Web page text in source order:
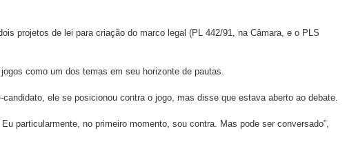
projetos de lei para criação do marco legal (PL 442/91, na Câmara, e o PLS
como um dos temas em seu horizonte de pautas.
ele se posicionou contra o jogo, mas disse que estava aberto ao debate.
particularmente, no primeiro momento, sou contra. Mas pode ser conversado”,